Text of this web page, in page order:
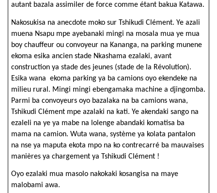
autant bazala assimiler de force comme étant bakua Katawa.
Nakosukisa na anecdote moko sur Tshikudi Clément. Ye azali
muena Nsapu mpe ayebanaki mingi na mosala mua ye mua
boy chauffeur ou convoyeur na Kananga, na parking munene
ekoma esika ancien stade Nkashama ezalaki, avant
construction ya stade des jeunes (stade de la Révolution).
Esika wana ekoma parking ya ba camions oyo ekendeke na
milieu rural. Mingi mingi ebengamaka machine a djingomba.
Parmi ba convoyeurs oyo bazalaka na ba camions wana,
Tshikudi Clément mpe azalaki na kati. Ye akendaki sango na
ezaleli na ye ya mabe na lolenge abandaki komatisa ba
mama na camion. Wuta wana, système ya kolata pantalon
na nse ya maputa ekota mpo na ko contrecarré ba mauvaises
manières ya chargement ya Tshikudi Clément !
Oyo ezalaki mua masolo nakokaki kosangisa na maye
malobami awa.